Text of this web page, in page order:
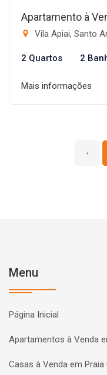
Apartamento à
Vila Apiai, Santo
2 Quartos 2
Mais informações
‹
Menu
Página Inicial
Apartamentos à Venda
Casas à Venda em Praia